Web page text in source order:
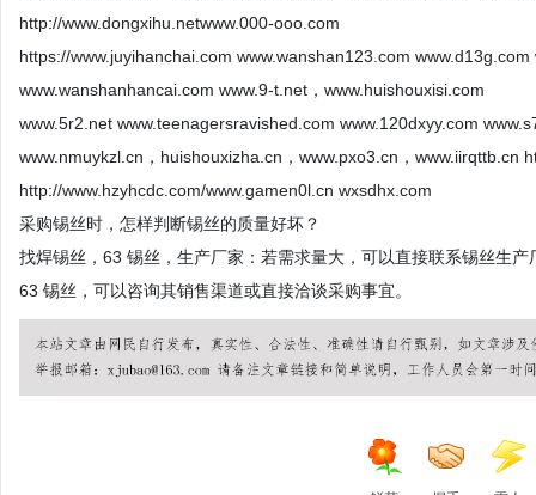
http://www.dongxihu.netwww.000-ooo.com
https://www.juyihanchai.com www.wanshan123.com
www.wanshanhancai.com www.9-t.net，www.huishouxisi.com
www.5r2.net www.teenagersravished.com www.120dxyy.com
www.nmuykzl.cn，huishouxizha.cn，www.pxo3.cn，www.iirqttb.cn
http://www.hzyhcdc.com/www.gamen0l.cn wxsdhx.com
采购锡丝时，怎样判断锡丝的质量好坏？
找焊锡丝，63 锡丝，生产厂家：若需求量大，可以直接联系锡丝生
63 锡丝，可以咨询其销售渠道或直接洽谈采购事宜。